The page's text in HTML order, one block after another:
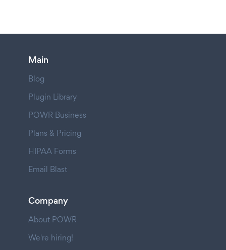
Main
Blog
Plugin Library
POWR Business
Plans & Pricing
HIPAA Forms
Email Blast
Company
About POWR
We're hiring!